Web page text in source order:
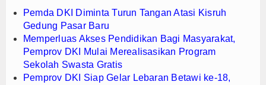
Pemda DKI Diminta Turun Tangan Atasi Kisruh
Gedung Pasar Baru
Memperluas Akses Pendidikan Bagi Masyarakat,
Pemprov DKI Mulai Merealisasikan Program
Sekolah Swasta Gratis
Pemprov DKI Siap Gelar Lebaran Betawi ke-18,